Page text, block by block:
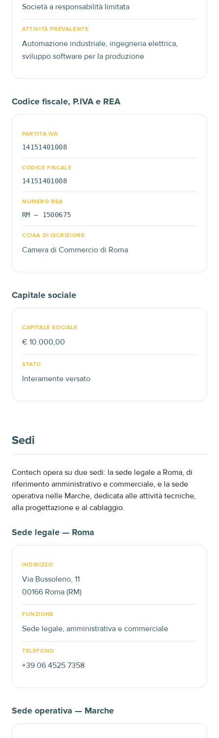
Società a responsabilità limitata
ATTIVITÀ PREVALENTE
Automazione industriale, ingegneria elettrica,
sviluppo software per la produzione
Codice fiscale, P.IVA e REA
PARTITA IVA
14151401008
CODICE FISCALE
14151401008
NUMERO REA
RM — 1500675
CCIAA DI ISCRIZIONE
Camera di Commercio di Roma
Capitale sociale
CAPITALE SOCIALE
€ 10.000,00
STATO
Interamente versato
Sedi
Contech opera su due sedi: la sede legale a Roma, di
riferimento amministrativo e commerciale, e la sede
operativa nelle Marche, dedicata alle attività tecniche,
alla progettazione e al cablaggio.
Sede legale — Roma
INDIRIZZO
Via Bussoleno, 11
00166 Roma (RM)
FUNZIONE
Sede legale, amministrativa e commerciale
TELEFONO
+39 06 4525 7358
Sede operativa — Marche